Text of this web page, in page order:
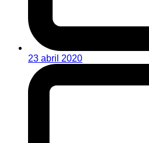
23 abril 2020